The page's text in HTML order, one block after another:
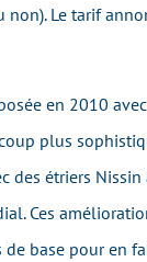
non). Le tarif
en 2010
plus
des étriers Nissin
Ces
base pour en